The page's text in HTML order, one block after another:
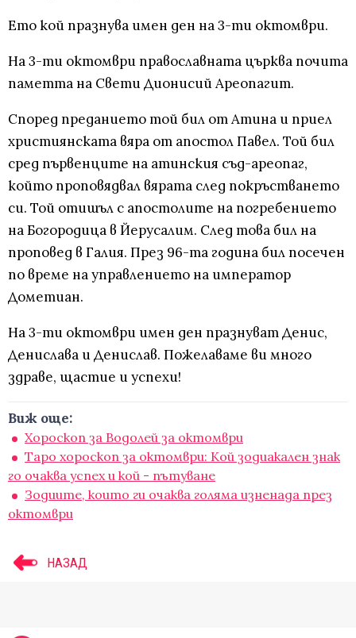
Ето кой празнува имен ден на 3-ти октомври.
На 3-ти октомври православната църква почита
паметта на Свети Дионисий Ареопагит.
Според преданието той бил от Атина и приел
християнската вяра от апостол Павел. Той бил
сред първенците на атинския съд-ареопаг,
който проповядвал вярата след покръстването
си. Той отишъл с апостолите на погребението
на Богородица в Йерусалим. След това бил на
проповед в Галия. През 96-та година бил посечен
по време на управлението на император
Дометиан.
На 3-ти октомври имен ден празнуват Денис,
Денислава и Денислав. Пожелаваме ви много
здраве, щастие и успехи!
Виж още:
Хороскоп за Водолей за октомври
Таро хороскоп за октомври: Кой зодиакален знак
го очаква успех и кой - пътуване
Зодиите, които ги очаква голяма изненада през
октомври
НАЗАД